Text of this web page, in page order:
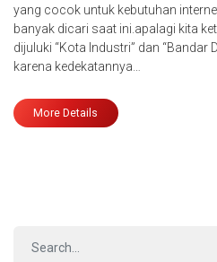
yang cocok untuk kebutuhan
banyak dicari saat ini.apalagi kita
dijuluki “Kota Industri” dan “Bandar
karena kedekatannya…
More Details